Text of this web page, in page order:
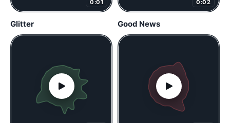
0:01
Glitter
0:02
Good News